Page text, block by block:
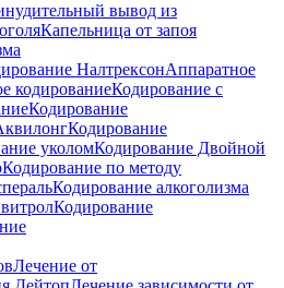
вывод из
Капельница от запоя
НалтрексонАппаратное
кодированиеКодирование с
Кодирование
Кодирование
уколомКодирование Двойной
Кодирование по методу
Кодирование алкоголизма
Кодирование
Лечение от